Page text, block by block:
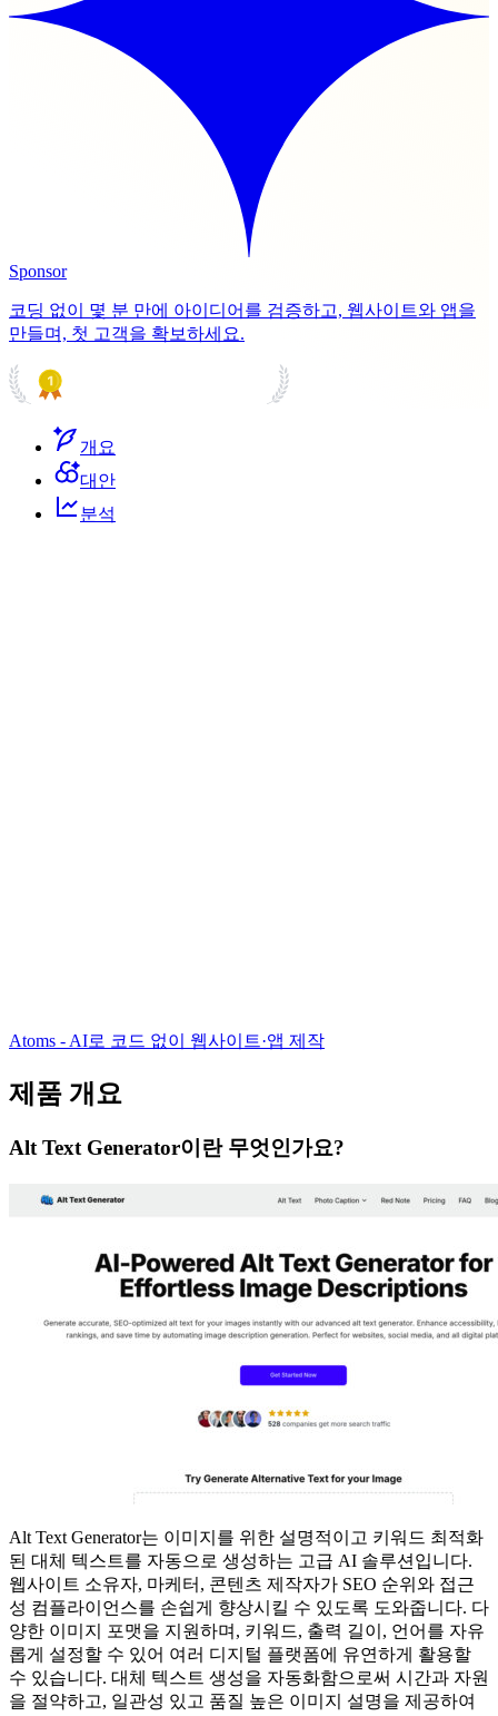
Sponsor
코딩 없이 몇 분 만에 아이디어를 검증하고, 웹사이트와 앱을
만들며, 첫 고객을 확보하세요.
개요
대안
분석
Atoms - AI로 코드 없이 웹사이트·앱 제작
제품 개요
Alt Text Generator이란 무엇인가요?
Alt Text Generator는 이미지를 위한 설명적이고 키워드 최적화
된 대체 텍스트를 자동으로 생성하는 고급 AI 솔루션입니다.
웹사이트 소유자, 마케터, 콘텐츠 제작자가 SEO 순위와 접근
성 컴플라이언스를 손쉽게 향상시킬 수 있도록 도와줍니다. 다
양한 이미지 포맷을 지원하며, 키워드, 출력 길이, 언어를 자유
롭게 설정할 수 있어 여러 디지털 플랫폼에 유연하게 활용할
수 있습니다. 대체 텍스트 생성을 자동화함으로써 시간과 자원
을 절약하고, 일관성 있고 품질 높은 이미지 설명을 제공하여